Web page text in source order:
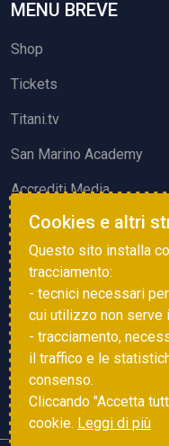
MENU BREVE
Shop
Tickets
Titani.tv
San Marino Academy
Accrediti Media
ATTIVITÀ ED
Squadre di Calcio
Associazione
Vota gol e parata
Cookies e altri
Questo sito installa
tracciamento:
- tecnici necessari
cui utilizzo non serve
- tracciamento,
il traffico e le
consenso.
Cliccando "Accetta
cookie. Leggi di più